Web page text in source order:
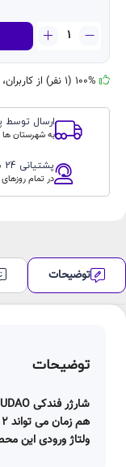
میکرو
دودا
R5Pro
dudao
ارسال توسط
به شهرستان ها
پشتیانی 24 ساعته
در تمام
توضیحات
توضیحات
شارژر فندکی DUDAO مدل R5 proدارای 2 پورت خروجی است
هم زمان می تواند 2 دستگاه را شارژ نماید .
ولتاژ ورودی این محصول 12 تا 24